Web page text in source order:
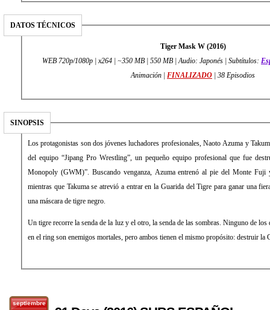
DATOS TÉCNICOS
Tiger Mask W (2016)
WEB 720p/1080p | x264 | ~350 MB | 550 MB | Audio: Japonés | Subtítulos:
Animación | FINALIZADO | 38 Episodios
SINOPSIS
Los protagonistas son dos jóvenes luchadores profesionales, Naoto Azuma y
del equipo “Jipang Pro Wrestling”, un pequeño equipo profesional que fue
Monopoly (GWM)”. Buscando venganza, Azuma entrenó al pie del Monte
mientras que Takuma se atrevió a entrar en la Guarida del Tigre para ganar una
una máscara de tigre negro.
Un tigre recorre la senda de la luz y el otro, la senda de las sombras. Ninguno de
en el ring son enemigos mortales, pero ambos tienen el mismo propósito: destruir la
septiembre